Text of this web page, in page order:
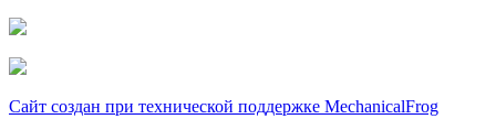
Сайт создан при технической поддержке MechanicalFrog